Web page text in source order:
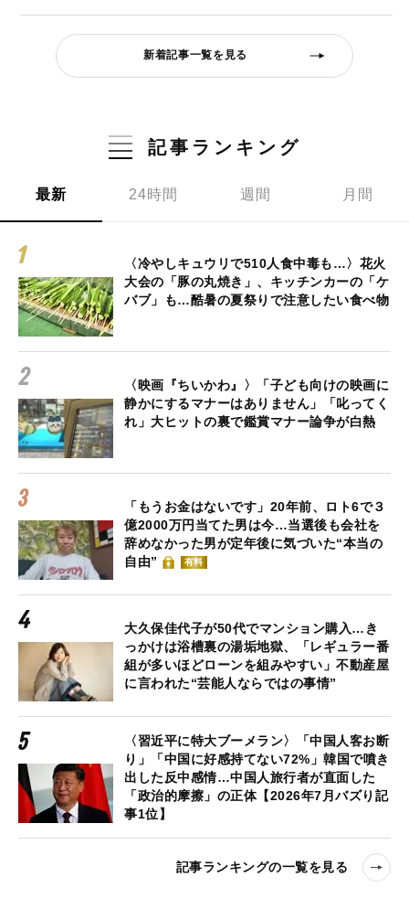
新着記事一覧を見る
記事ランキング
最新 24時間 週間 月間
〈冷やしキュウリで510人食中毒も…〉花火
大会の「豚の丸焼き」、キッチンカーの「ケ
バブ」も…酷暑の夏祭りで注意したい食べ物
〈映画『ちいかわ』〉「子ども向けの映画に
静かにするマナーはありません」「叱ってく
れ」大ヒットの裏で鑑賞マナー論争が白熱
「もうお金はないです」20年前、ロト6で３
億2000万円当てた男は今…当選後も会社を
辞めなかった男が定年後に気づいた“本当の
自由”
有料
大久保佳代子が50代でマンション購入…き
っかけは浴槽裏の湯垢地獄、「レギュラー番
組が多いほどローンを組みやすい」不動産屋
に言われた“芸能人ならではの事情”
〈習近平に特大ブーメラン〉「中国人客お断
り」「中国に好感持てない72%」韓国で噴き
出した反中感情…中国人旅行者が直面した
「政治的摩擦」の正体【2026年7月バズり記
事1位】
記事ランキングの一覧を見る